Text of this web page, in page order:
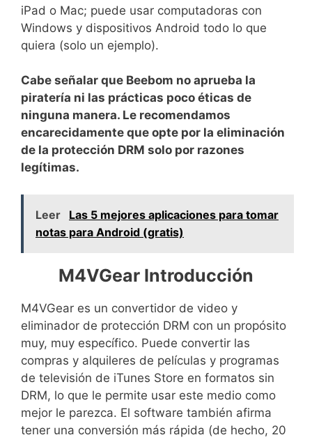
iPad o Mac; puede usar computadoras con
Windows y dispositivos Android todo lo que
quiera (solo un ejemplo).
Cabe señalar que Beebom no aprueba la
piratería ni las prácticas poco éticas de
ninguna manera. Le recomendamos
encarecidamente que opte por la eliminación
de la protección DRM solo por razones
legítimas.
Leer
Las 5 mejores aplicaciones para tomar
notas para Android (gratis)
M4VGear Introducción
M4VGear es un convertidor de video y
eliminador de protección DRM con un propósito
muy, muy específico. Puede convertir las
compras y alquileres de películas y programas
de televisión de iTunes Store en formatos sin
DRM, lo que le permite usar este medio como
mejor le parezca. El software también afirma
tener una conversión más rápida (de hecho, 20